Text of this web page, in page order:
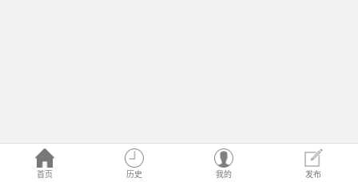
首页 历史 我的 发布